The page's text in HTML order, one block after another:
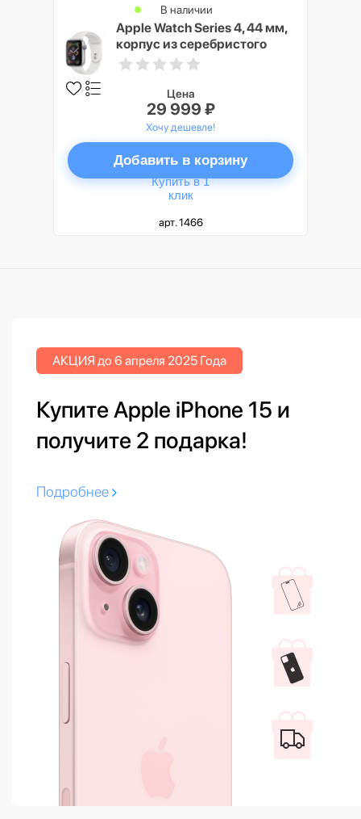
Apple Watch Series 4, 44 мм,
корпус из серебристого
алюминия, спортивный
В наличии
Цена
29 999 ₽
Хочу дешевле!
Добавить в корзину
Купить в 1
клик
арт. 1466
АКЦИЯ до 6 апреля 2025 Года
Купите Apple iPhone 15 и
получите 2 подарка!
Подробнее